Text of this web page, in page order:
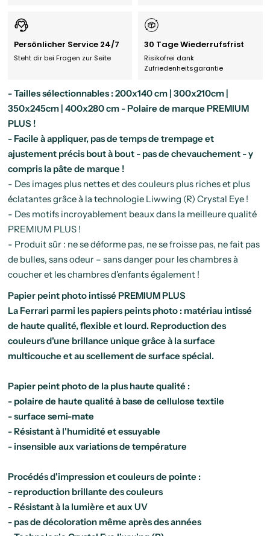
Persönlicher Service 24/7
Steht dir bei Fragen zur Seite
30 Tage Wiederrufsfrist
Risikofrei dank
Zufriedenheitsgarantie
- Tailles sélectionnables : 200x140 cm | 300x210cm |
350x245cm | 400x280 cm - Polaire de marque PREMIUM
PLUS !
- Facile à appliquer, pas de temps de trempage et
ajustement précis bout à bout - pas de chevauchement - y
compris la pâte de marque !
- Des images plus nettes et des couleurs plus riches et plus
éclatantes grâce à la technologie Liwwing (R) Crystal Eye !
- Des motifs incroyablement beaux dans la meilleure qualité
PREMIUM PLUS !
- Produit sûr : ne se déforme pas, ne se froisse pas, ne fait pas
de bulles, sans odeur – sans danger pour les chambres à
coucher et les chambres d'enfants également !
Papier peint photo intissé PREMIUM PLUS
La Ferrari parmi les papiers peints photo : matériau intissé
de haute qualité, flexible et lourd. Reproduction des
couleurs d'une brillance unique grâce à la surface
multicouche et au scellement de surface spécial.
Papier peint photo de la plus haute qualité :
- polaire de haute qualité à base de cellulose textile
- surface semi-mate
- Résistant à l'humidité et essuyable
- insensible aux variations de température
Procédés d'impression et couleurs de pointe :
- reproduction brillante des couleurs
- Résistant à la lumière et aux UV
- pas de décoloration même après des années